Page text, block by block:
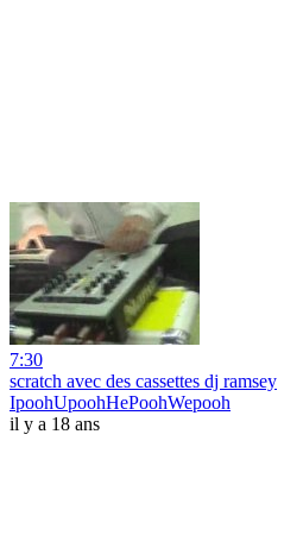
7:30
scratch avec des cassettes dj ramsey
IpoohUpoohHePoohWepooh
il y a 18 ans